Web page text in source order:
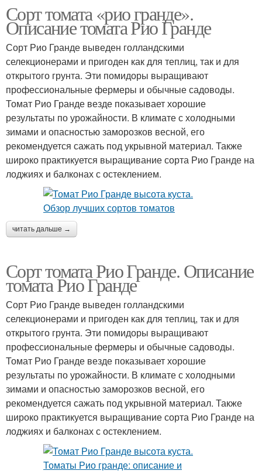
Сорт томата «рио гранде».
Описание томата Рио Гранде
Сорт Рио Гранде выведен голландскими
селекционерами и пригоден как для теплиц, так и для
открытого грунта. Эти помидоры выращивают
профессиональные фермеры и обычные садоводы.
Томат Рио Гранде везде показывает хорошие
результаты по урожайности. В климате с холодными
зимами и опасностью заморозков весной, его
рекомендуется сажать под укрывной материал. Также
широко практикуется выращивание сорта Рио Гранде на
лоджиях и балконах с остеклением.
читать дальше →
Сорт томата Рио Гранде. Описание
томата Рио Гранде
Сорт Рио Гранде выведен голландскими
селекционерами и пригоден как для теплиц, так и для
открытого грунта. Эти помидоры выращивают
профессиональные фермеры и обычные садоводы.
Томат Рио Гранде везде показывает хорошие
результаты по урожайности. В климате с холодными
зимами и опасностью заморозков весной, его
рекомендуется сажать под укрывной материал. Также
широко практикуется выращивание сорта Рио Гранде на
лоджиях и балконах с остеклением.